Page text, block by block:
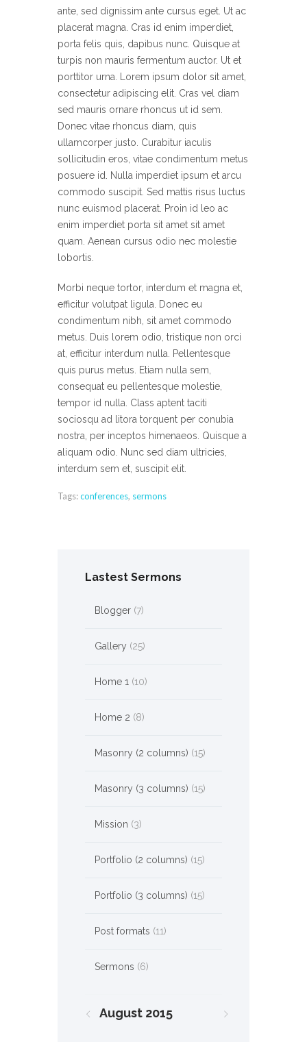
ante, sed dignissim ante cursus eget. Ut ac
placerat magna. Cras id enim imperdiet,
porta felis quis, dapibus nunc. Quisque at
turpis non mauris fermentum auctor. Ut et
porttitor urna. Lorem ipsum dolor sit amet,
consectetur adipiscing elit. Cras vel diam
sed mauris ornare rhoncus ut id sem.
Donec vitae rhoncus diam, quis
ullamcorper justo. Curabitur iaculis
sollicitudin eros, vitae condimentum metus
posuere id. Nulla imperdiet ipsum et arcu
commodo suscipit. Sed mattis risus luctus
nunc euismod placerat. Proin id leo ac
enim imperdiet porta sit amet sit amet
quam. Aenean cursus odio nec molestie
lobortis.
Morbi neque tortor, interdum et magna et,
efficitur volutpat ligula. Donec eu
condimentum nibh, sit amet commodo
metus. Duis lorem odio, tristique non orci
at, efficitur interdum nulla. Pellentesque
quis purus metus. Etiam nulla sem,
consequat eu pellentesque molestie,
tempor id nulla. Class aptent taciti
sociosqu ad litora torquent per conubia
nostra, per inceptos himenaeos. Quisque a
aliquam odio. Nunc sed diam ultricies,
interdum sem et, suscipit elit.
Tags:conferences, sermons
Lastest Sermons
Blogger(7)
Gallery (25)
Home 1 (10)
Home 2 (8)
Masonry (2 columns) (15)
Masonry (3 columns) (15)
Mission (3)
Portfolio (2 columns) (15)
Portfolio (3 columns) (15)
Post formats (11)
Sermons (6)
August 2015